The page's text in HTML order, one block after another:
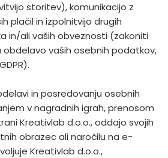
storitev), komunikacijo z
plačil in izpolnitvijo drugih
in/ali vaših obveznosti (zakoniti
vaših osebnih podatkov,
in posredovanju osebnih
v nagradnih igrah, prenosom
Kreativlab d.o.o., oddajo svojih
obrazec ali naročilu na e-
Kreativlab d.o.o.,